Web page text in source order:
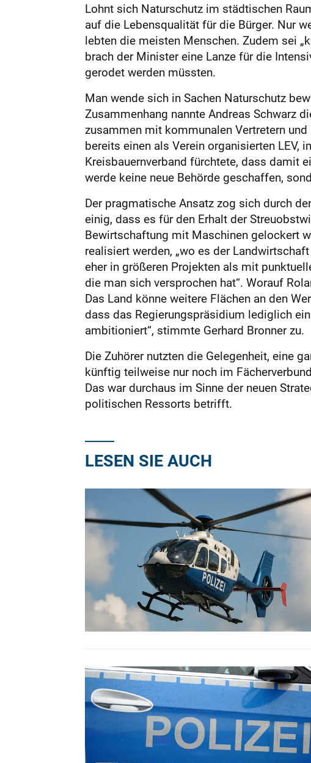
Lohnt sich Naturschutz im städtischen
auf die Lebensqualität für die Bürger. Nur
lebten die meisten Menschen. Zudem sei
brach der Minister eine Lanze für die
gerodet werden müssten.
Man wende sich in Sachen Naturschutz
Zusammenhang nannte Andreas Schwarz
zusammen mit kommunalen Vertretern
bereits einen als Verein organisierten
Kreisbauernverband fürchtete, dass damit
werde keine neue Behörde geschaffen,
Der pragmatische Ansatz zog sich durch
einig, dass es für den Erhalt der
Bewirtschaftung mit Maschinen gelockert
realisiert werden, „wo es der
eher in größeren Projekten als mit
die man sich versprochen hat“. Worauf
Das Land könne weitere Flächen an den
dass das Regierungspräsidium lediglich
ambitioniert“, stimmte Gerhard Bronner zu.
Die Zuhörer nutzten die Gelegenheit, eine
künftig teilweise nur noch im
Das war durchaus im Sinne der neuen
politischen Ressorts betrifft.
LESEN SIE AUCH